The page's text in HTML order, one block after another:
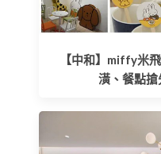
【中和】miffy米
潢、餐點搶